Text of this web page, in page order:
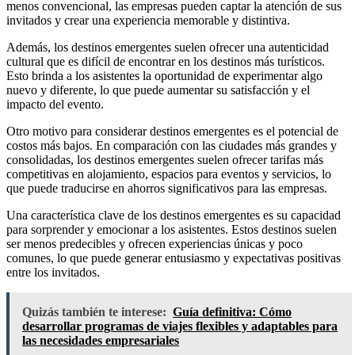
menos convencional, las empresas pueden captar la atención de sus
invitados y crear una experiencia memorable y distintiva.
Además, los destinos emergentes suelen ofrecer una autenticidad
cultural que es difícil de encontrar en los destinos más turísticos.
Esto brinda a los asistentes la oportunidad de experimentar algo
nuevo y diferente, lo que puede aumentar su satisfacción y el
impacto del evento.
Otro motivo para considerar destinos emergentes es el potencial de
costos más bajos. En comparación con las ciudades más grandes y
consolidadas, los destinos emergentes suelen ofrecer tarifas más
competitivas en alojamiento, espacios para eventos y servicios, lo
que puede traducirse en ahorros significativos para las empresas.
Una característica clave de los destinos emergentes es su capacidad
para sorprender y emocionar a los asistentes. Estos destinos suelen
ser menos predecibles y ofrecen experiencias únicas y poco
comunes, lo que puede generar entusiasmo y expectativas positivas
entre los invitados.
Quizás también te interese: Guía definitiva: Cómo
desarrollar programas de viajes flexibles y adaptables para
las necesidades empresariales